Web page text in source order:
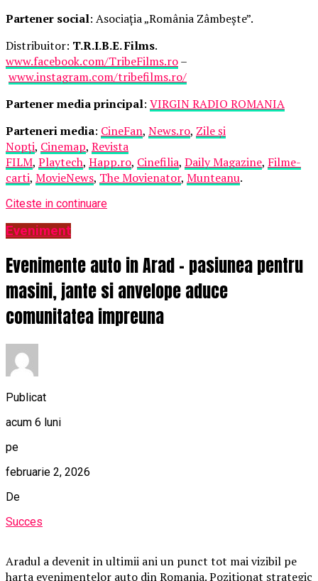
Partener social: Asociația „România Zâmbește”.
Distribuitor: T.R.I.B.E. Films.
www.facebook.com/TribeFilms.ro–
www.instagram.com/tribefilms.ro/
Partener media principal: VIRGIN RADIO ROMANIA
Parteneri media: CineFan, News.ro, Zile și
Nopți, Cinemap, Revista
FILM, Playtech, Happ.ro, Cinefilia, Daily Magazine, Filme-
carti, MovieNews, The Movienator, Munteanu.
Citeste in continuare
Eveniment
Evenimente auto in Arad – pasiunea pentru
masini, jante si anvelope aduce
comunitatea impreuna
Publicat
acum 6 luni
pe
februarie 2, 2026
De
Succes
Aradul a devenit in ultimii ani un punct tot mai vizibil pe
harta evenimentelor auto din Romania. Pozitionat strategic